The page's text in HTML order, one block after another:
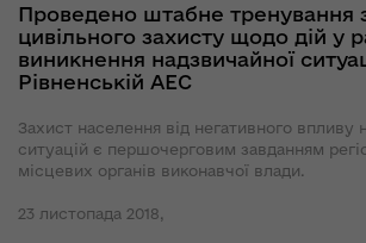
Проведено штабне тренування
цивільного захисту щодо дій у
виникнення надзвичайної
Рівненській АЕС
Захист населення від негативного впливу
ситуацій є першочерговим завданням
місцевих органів виконавчої влади.
23 листопада 2018,